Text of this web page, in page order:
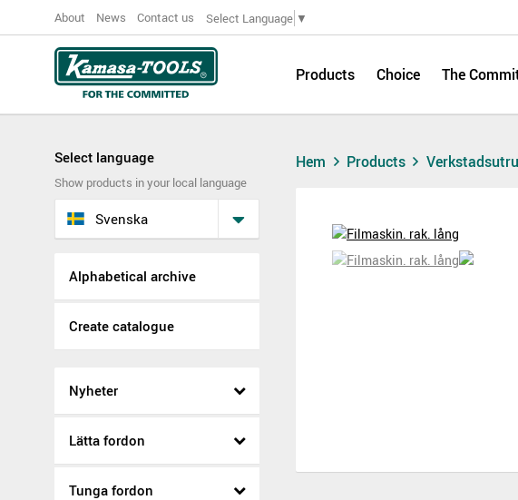
About News Contact us Select Language ▼
Products Choice The
Select language
Show products in your local language
Svenska
Alphabetical archive
Create catalogue
Nyheter
Lätta fordon
Tunga fordon
Hem Products